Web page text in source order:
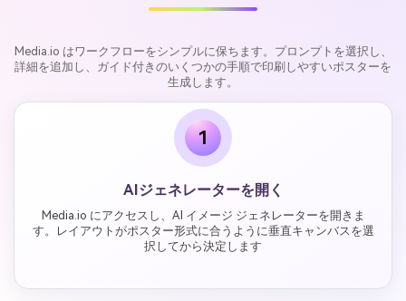
Media.io はワークフローをシンプルに保ちます。プロンプトを選択し、
詳細を追加し、ガイド付きのいくつかの手順で印刷しやすいポスターを
生成します。
1
AIジェネレーターを開く
Media.io にアクセスし、AI イメージ ジェネレーターを開きま
す。レイアウトがポスター形式に合うように垂直キャンバスを選
択してから決定します